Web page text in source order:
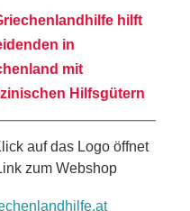
hilft
in
mit
Hilfsgütern
auf das Logo öffnet
zum Webshop